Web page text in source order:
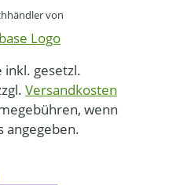
von
inkl. gesetzl.
Versandkosten
wenn
angegeben.